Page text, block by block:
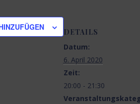
DETAILS
Datum:
6. April 2020
Zeit:
20:00 - 21:30